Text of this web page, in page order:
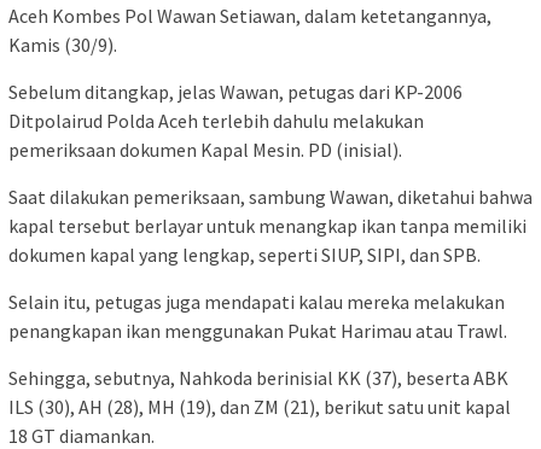
Aceh Kombes Pol Wawan Setiawan, dalam ketetangannya,
Kamis (30/9).
Sebelum ditangkap, jelas Wawan, petugas dari KP-2006
Ditpolairud Polda Aceh terlebih dahulu melakukan
pemeriksaan dokumen Kapal Mesin. PD (inisial).
Saat dilakukan pemeriksaan, sambung Wawan, diketahui bahwa
kapal tersebut berlayar untuk menangkap ikan tanpa memiliki
dokumen kapal yang lengkap, seperti SIUP, SIPI, dan SPB.
Selain itu, petugas juga mendapati kalau mereka melakukan
penangkapan ikan menggunakan Pukat Harimau atau Trawl.
Sehingga, sebutnya, Nahkoda berinisial KK (37), beserta ABK
ILS (30), AH (28), MH (19), dan ZM (21), berikut satu unit kapal
18 GT diamankan.